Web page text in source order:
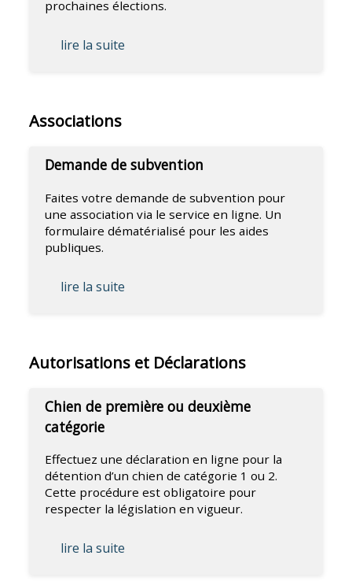
prochaines élections.
lire la suite
Associations
Demande de subvention
Faites votre demande de subvention pour
une association via le service en ligne. Un
formulaire dématérialisé pour les aides
publiques.
lire la suite
Autorisations et Déclarations
Chien de première ou deuxième
catégorie
Effectuez une déclaration en ligne pour la
détention d’un chien de catégorie 1 ou 2.
Cette procédure est obligatoire pour
respecter la législation en vigueur.
lire la suite